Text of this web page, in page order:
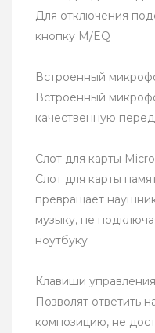
Для отключения
кнопку M/EQ
Встроенный
Встроенный
качественную
Слот для карты
Слот для карты
превращает
музыку, не
ноутбуку
Клавиши
Позволят ответить
композицию, не